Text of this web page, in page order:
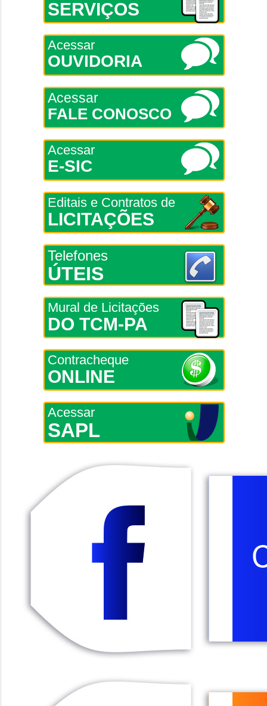
SERVIÇOS
Acessar
OUVIDORIA
Acessar
FALE CONOSCO
Acessar
E-SIC
Editais e Contratos de
LICITAÇÕES
Telefones
ÚTEIS
Mural de Licitações
DO TCM-PA
Contracheque
ONLINE
Acessar
SAPL